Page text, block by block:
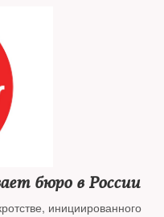
бюро в России
инициированного